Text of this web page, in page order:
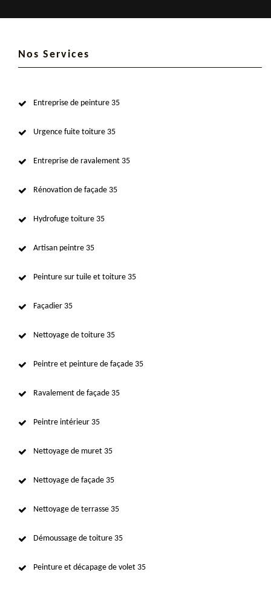
Nos Services
Entreprise de peinture 35
Urgence fuite toiture 35
Entreprise de ravalement 35
Rénovation de façade 35
Hydrofuge toiture 35
Artisan peintre 35
Peinture sur tuile et toiture 35
Façadier 35
Nettoyage de toiture 35
Peintre et peinture de façade 35
Ravalement de façade 35
Peintre intérieur 35
Nettoyage de muret 35
Nettoyage de façade 35
Nettoyage de terrasse 35
Démoussage de toiture 35
Peinture et décapage de volet 35